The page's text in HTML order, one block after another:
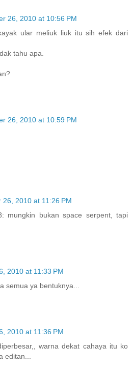
26, 2010 at 10:56 PM
ular meliuk liuk itu sih efek dari
tahu apa.
26, 2010 at 10:59 PM
26, 2010 at 11:26 PM
mungkin bukan space serpent, tapi
2010 at 11:33 PM
semua ya bentuknya...
2010 at 11:36 PM
warna dekat cahaya itu ko
editan...